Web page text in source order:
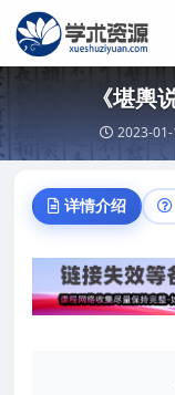
《堪輿
2023-
详情介绍